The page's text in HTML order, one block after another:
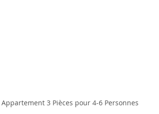
Appartement 3 Pièces pour 4-6 Personnes